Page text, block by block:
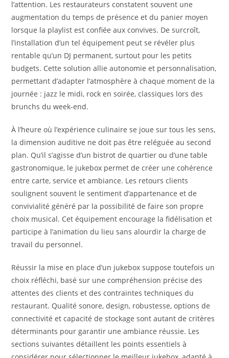
l’attention. Les restaurateurs constatent souvent une
augmentation du temps de présence et du panier moyen
lorsque la playlist est confiée aux convives. De surcroît,
l’installation d’un tel équipement peut se révéler plus
rentable qu’un DJ permanent, surtout pour les petits
budgets. Cette solution allie autonomie et personnalisation,
permettant d’adapter l’atmosphère à chaque moment de la
journée : jazz le midi, rock en soirée, classiques lors des
brunchs du week-end.
À l’heure où l’expérience culinaire se joue sur tous les sens,
la dimension auditive ne doit pas être reléguée au second
plan. Qu’il s’agisse d’un bistrot de quartier ou d’une table
gastronomique, le jukebox permet de créer une cohérence
entre carte, service et ambiance. Les retours clients
soulignent souvent le sentiment d’appartenance et de
convivialité généré par la possibilité de faire son propre
choix musical. Cet équipement encourage la fidélisation et
participe à l’animation du lieu sans alourdir la charge de
travail du personnel.
Réussir la mise en place d’un jukebox suppose toutefois un
choix réfléchi, basé sur une compréhension précise des
attentes des clients et des contraintes techniques du
restaurant. Qualité sonore, design, robustesse, options de
connectivité et capacité de stockage sont autant de critères
déterminants pour garantir une ambiance réussie. Les
sections suivantes détaillent les points essentiels à